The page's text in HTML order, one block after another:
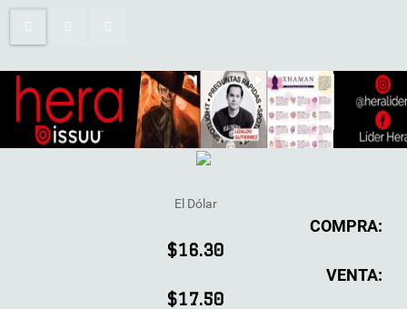
El Dólar
COMPRA:
$16.30
VENTA:
$17.50